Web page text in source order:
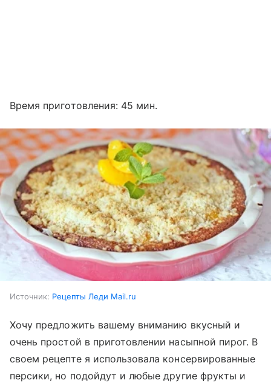
Время приготовления: 45 мин.
Источник: Рецепты Леди Mail.ru
Хочу предложить вашему вниманию вкусный и
очень простой в приготовлении насыпной пирог. В
своем рецепте я использовала консервированные
персики, но подойдут и любые другие фрукты и